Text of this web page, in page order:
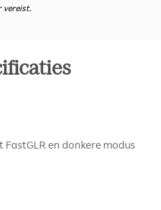
vereist.
en donkere modus